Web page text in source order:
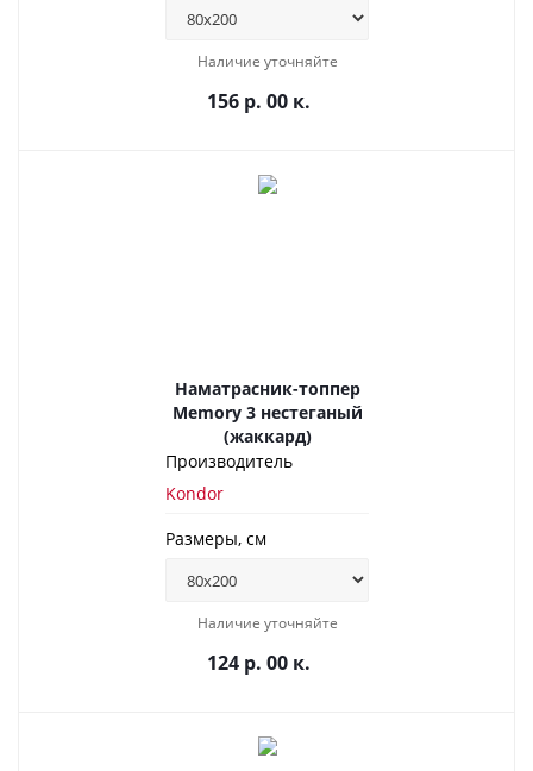
Наличие уточняйте
156 р. 00 к.
Наматрасник-топпер
Memory 3 нестеганый
(жаккард)
Производитель
Kondor
Размеры, см
Наличие уточняйте
124 р. 00 к.